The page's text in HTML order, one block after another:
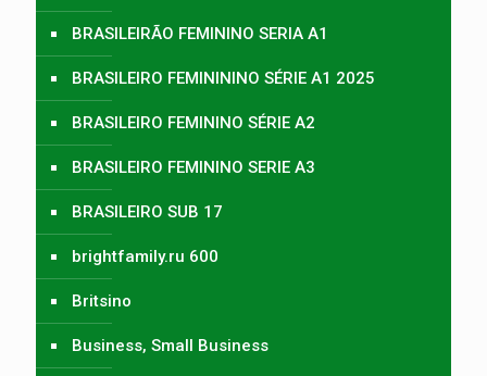
BRASILEIRÃO FEMININO SERIA A1
BRASILEIRO FEMINININO SÉRIE A1 2025
BRASILEIRO FEMININO SÉRIE A2
BRASILEIRO FEMININO SERIE A3
BRASILEIRO SUB 17
brightfamily.ru 600
Britsino
Business, Small Business